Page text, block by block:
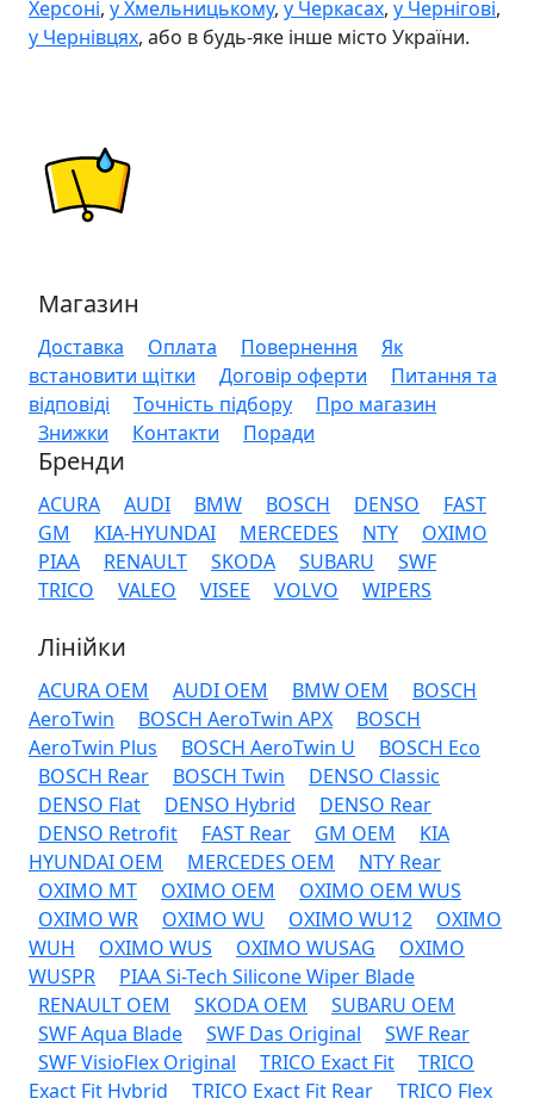
Херсоні, у Хмельницькому, у Черкасах, у Чернігові,
у Чернівцях, або в будь-яке інше місто України.
Магазин
Доставка Оплата Повернення
Як
встановити щітки
Договір оферти
Питання та
відповіді
Точність підбору
Про магазин
Знижки
Контакти Поради
Бренди
ACURA AUDI BMW BOSCH DENSO
FAST
GM
KIA-HYUNDAI MERCEDES NTY
OXIMO
PIAA
RENAULT SKODA SUBARU
SWF
TRICO
VALEO VISEE VOLVO WIPERS
Лінійки
ACURA OEM AUDI OEM BMW OEM
BOSCH
AeroTwin
BOSCH AeroTwin APX
BOSCH
AeroTwin Plus
BOSCH AeroTwin U
BOSCH Eco
BOSCH Rear
BOSCH Twin
DENSO Classic
DENSO Flat
DENSO Hybrid
DENSO Rear
DENSO Retrofit
FAST Rear GM OEM
KIA
HYUNDAI OEM
MERCEDES OEM
NTY Rear
OXIMO MT
OXIMO OEM
OXIMO OEM WUS
OXIMO WR
OXIMO WU OXIMO WU12
OXIMO
WUH
OXIMO WUS OXIMO WUSAG
OXIMO
WUSPR
PIAA Si-Tech Silicone Wiper Blade
RENAULT OEM
SKODA OEM
SUBARU OEM
SWF Aqua Blade
SWF Das Original
SWF Rear
SWF VisioFlex Original
TRICO Exact Fit
TRICO
Exact Fit Hybrid
TRICO Exact Fit Rear
TRICO Flex